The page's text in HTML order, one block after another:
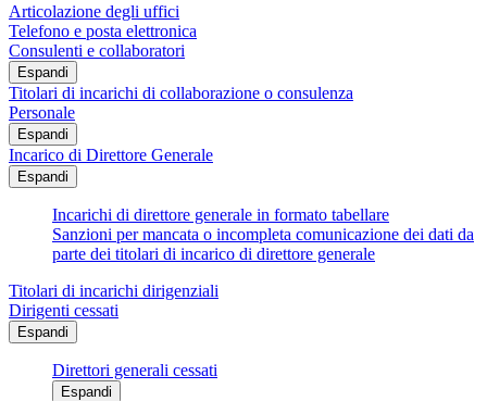
Articolazione degli uffici
Telefono e posta elettronica
Consulenti e collaboratori
Espandi
Titolari di incarichi di collaborazione o consulenza
Personale
Espandi
Incarico di Direttore Generale
Espandi
Incarichi di direttore generale in formato tabellare
Sanzioni per mancata o incompleta comunicazione dei dati da
parte dei titolari di incarico di direttore generale
Titolari di incarichi dirigenziali
Dirigenti cessati
Espandi
Direttori generali cessati
Espandi